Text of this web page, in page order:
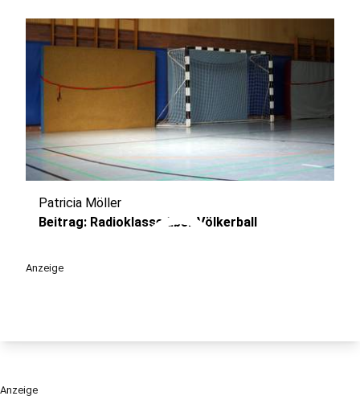
play_circle
Patricia Möller
Beitrag: Radioklasse über Völkerball
Anzeige
Anzeige